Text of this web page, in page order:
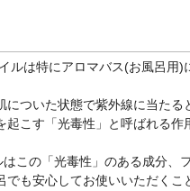
ルは特にアロマバス(お風呂用)
についた状態で紫外線に当たる
起こす「光毒性」と呼ばれる作
この「光毒性」のある成分、
も安心してお使いいただくこ